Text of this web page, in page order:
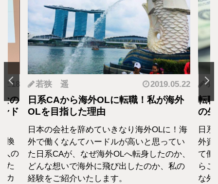
の
ド
換
人の
た
カ
若狭 遥 2019.05.22
日系CAから海外OLに転職！私が海外
OLを目指した理由
日本の会社を辞めていきなり海外OLに！海
外で働くなんてハードルが高いと思ってい
た日系CAが、なぜ海外OLへ転身したのか、
どんな想いで海外に飛び出したのか、私の
経験をご紹介いたします。
羽
転
の
日
外資
て働
らこ
な外